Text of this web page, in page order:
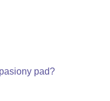
pad?